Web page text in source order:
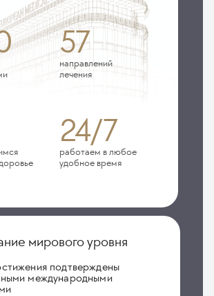
57
направлений
лечения
24/7
работаем в любое
удобное время
мирового уровня
подтверждены
международными